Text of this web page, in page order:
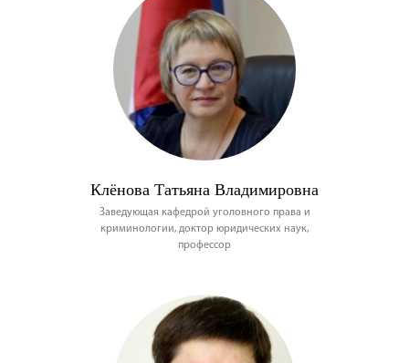
Клёнова Татьяна Владимировна
Заведующая кафедрой уголовного права и
криминологии, доктор юридических наук,
профессор